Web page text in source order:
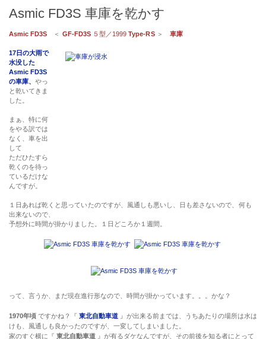
Asmic FD3S 車庫を乾かす
Asmic FD3S ＜ GF-FD3S５型／1999Type-RS＞ 車庫
17日の大雨で
水没した
Asmic FD3S
の車庫、やっ
と乾いてきま
した。
まぁ、特に何
をやる訳では
なく、車を出
して
ただひたすら
乾くのを待っ
ているだけな
んですが。
１日あれば乾くと思っていたのですが、風通しも悪いし、日も差さないので、何も
出来ないので、
予想外に時間が掛かりました。１日どころか１週間。
って、言うか、まだ現在進行形なので、時間が掛かっています。。。かな？
1970年頃 ですかね？『 東北自動車道 』が出来る前までは、うちあたりの場所は水は
けも、風通しも良かったのですが、一変してしまいました。
家のすぐ横に『 東北自動車道 』が有るダケなんですが、その前後を知る者にとって